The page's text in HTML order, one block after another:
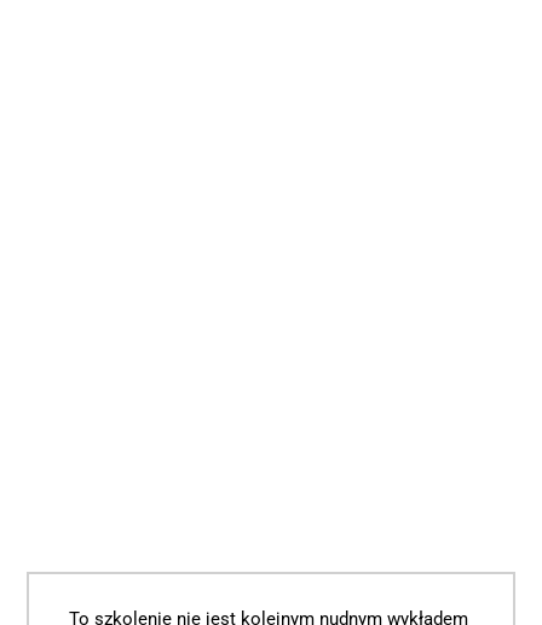
To szkolenie nie jest kolejnym nudnym wykładem